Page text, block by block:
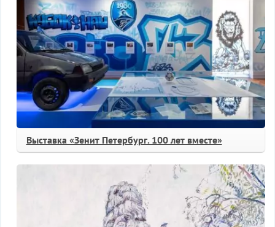
Выставка «Зенит Петербург. 100 лет вместе»